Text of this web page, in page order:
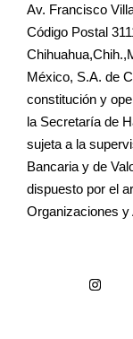
Av. Francisco
Código Postal
México, S.A. de
constitución y
la Secretaría de
sujeta a la
Bancaria y de
dispuesto por el
Organizaciones y